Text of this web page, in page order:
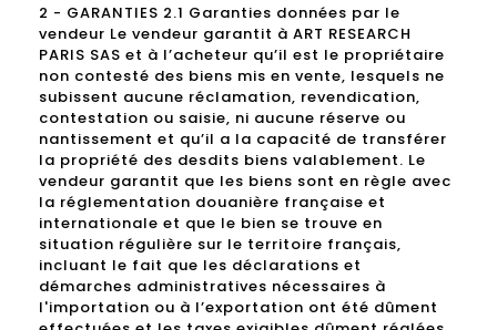
2 - GARANTIES 2.1 Garanties données par le
vendeur Le vendeur garantit à ART RESEARCH
PARIS SAS et à l’acheteur qu’il est le propriétaire
non contesté des biens mis en vente, lesquels ne
subissent aucune réclamation, revendication,
contestation ou saisie, ni aucune réserve ou
nantissement et qu’il a la capacité de transférer
la propriété des desdits biens valablement. Le
vendeur garantit que les biens sont en règle avec
la réglementation douanière française et
internationale et que le bien se trouve en
situation régulière sur le territoire français,
incluant le fait que les déclarations et
démarches administratives nécessaires à
l'importation ou à l’exportation ont été dûment